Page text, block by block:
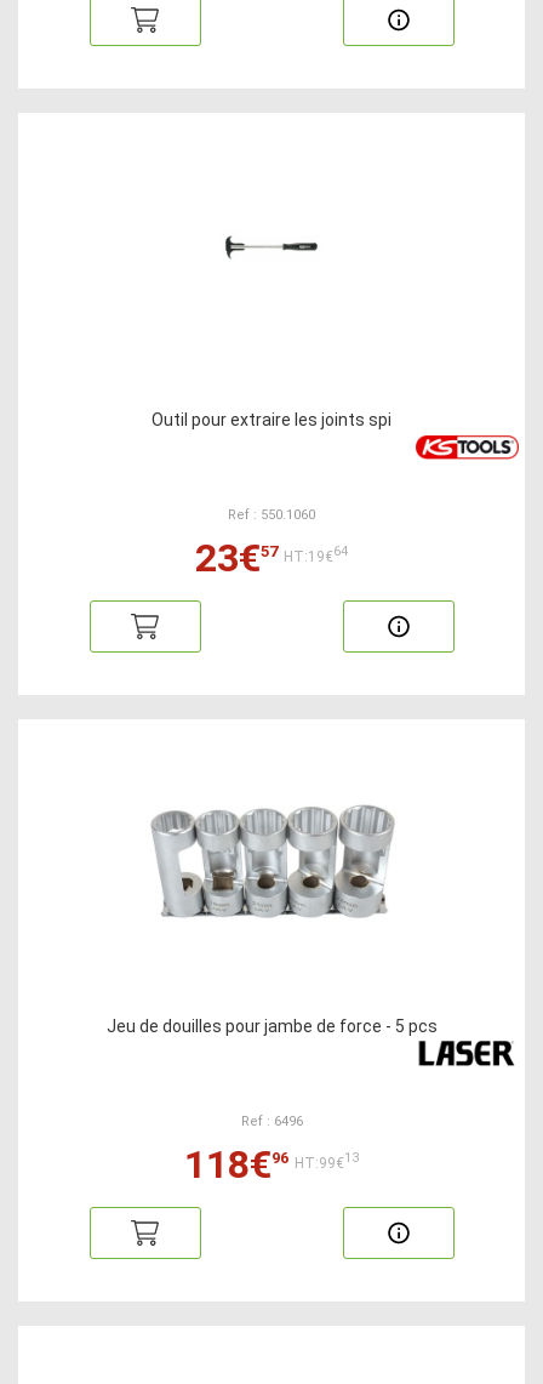
Outil pour extraire les joints spi
Ref : 550.1060
23€57 HT:19€64
Jeu de douilles pour jambe de force - 5 pcs
Ref : 6496
118€96 HT:99€13